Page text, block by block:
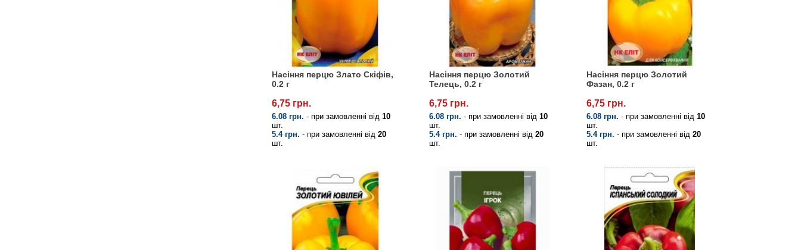
Насіння перцю Злато Скіфів,
0.2 г
6,75 грн.
6.08 грн. - при замовленні від 10
шт.
5.4 грн. - при замовленні від 20
шт.
Насіння перцю Золотий
Телець, 0.2 г
6,75 грн.
6.08 грн. - при замовленні від 10
шт.
5.4 грн. - при замовленні від 20
шт.
Насіння перцю Золотий
Фазан, 0.2 г
6,75 грн.
6.08 грн. - при замовленні від 10
шт.
5.4 грн. - при замовленні від 20
шт.